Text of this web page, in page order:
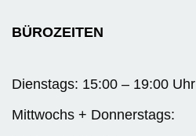
BÜROZEITEN
Dienstags: 15:00 – 19:00 Uhr
Mittwochs + Donnerstags: